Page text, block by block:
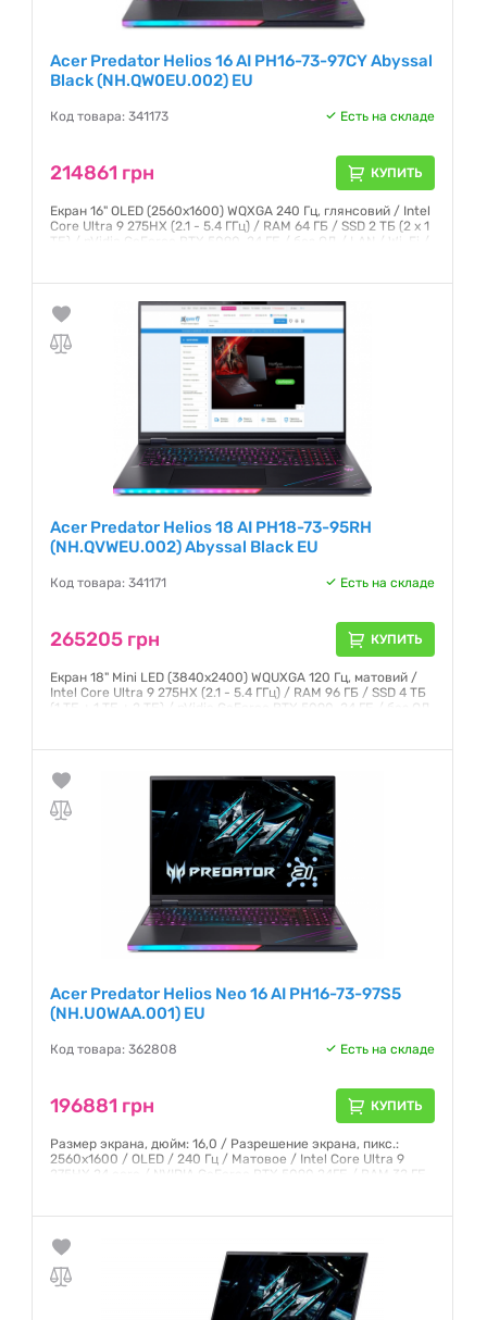
Acer Predator Helios 16 AI PH16-73-97CY Abyssal
Black (NH.QW0EU.002) EU
Код товара: 341173 Есть на складе
214861 грн КУПИТЬ
Екран 16" OLED (2560x1600) WQXGA 240 Гц, глянсовий / Intel
Core Ultra 9 275HX (2.1 - 5.4 ГГц) / RAM 64 ГБ / SSD 2 ТБ (2 х 1
ТБ) / nVidia GeForce RTX 5090, 24 ГБ / без ОД / LAN / Wi-Fi /
Гарантия:12 месяцев
Acer Predator Helios 18 AI PH18-73-95RH
(NH.QVWEU.002) Abyssal Black EU
Код товара: 341171 Есть на складе
265205 грн КУПИТЬ
Екран 18" Mini LED (3840x2400) WQUXGA 120 Гц, матовий /
Intel Core Ultra 9 275HX (2.1 - 5.4 ГГц) / RAM 96 ГБ / SSD 4 ТБ
(1 ТБ + 1 ТБ + 2 ТБ) / nVidia GeForce RTX 5090, 24 ГБ / без ОД
Гарантия:
Acer Predator Helios Neo 16 AI PH16-73-97S5
(NH.U0WAA.001) EU
Код товара: 362808 Есть на складе
196881 грн КУПИТЬ
Размер экрана, дюйм: 16,0 / Разрешение экрана, пикс.:
2560x1600 / OLED / 240 Гц / Матовое / Intel Core Ultra 9
275HX 24 core / NVIDIA GeForce RTX 5090 24ГБ / RAM 32 ГБ
Гарантия:12 месяцев